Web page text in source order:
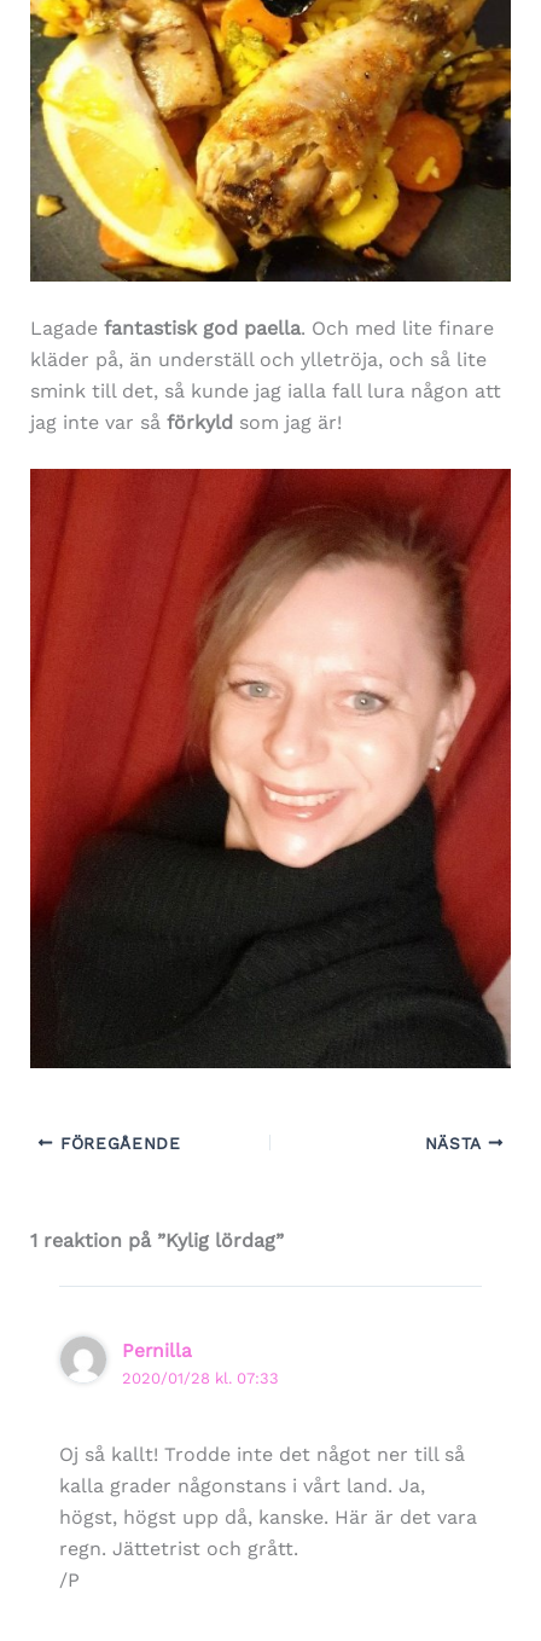
Lagade fantastisk god paella. Och med lite finare
kläder på, än underställ och ylletröja, och så lite
smink till det, så kunde jag ialla fall lura någon att
jag inte var så förkyld som jag är!
FÖREGÅENDE NÄSTA
1 reaktion på ”Kylig lördag”
Pernilla
2020/01/28 kl. 07:33
Oj så kallt! Trodde inte det något ner till så
kalla grader någonstans i vårt land. Ja,
högst, högst upp då, kanske. Här är det vara
regn. Jättetrist och grått.
/P